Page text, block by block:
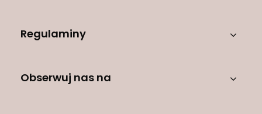
Regulaminy
Obserwuj nas na